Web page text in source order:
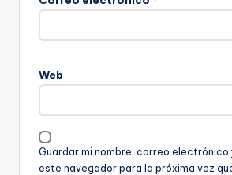
Web
Guardar mi nombre, correo electrónico
este navegador para la próxima vez